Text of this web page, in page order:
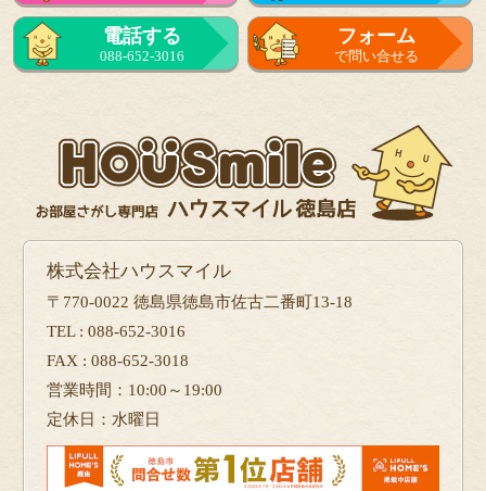
電話する
088-652-3016
フォーム
で問い合せる
株式会社ハウスマイル
〒770-0022 徳島県徳島市佐古二番町13-18
TEL : 088-652-3016
FAX : 088-652-3018
営業時間：10:00～19:00
定休日：水曜日